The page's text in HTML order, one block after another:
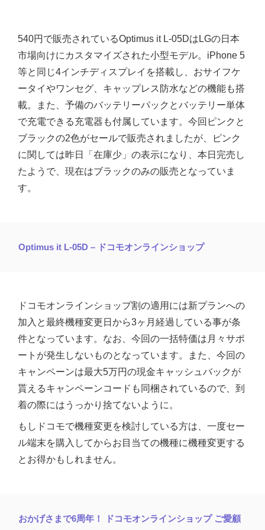
540円で販売されているOptimus it L-05DはLGの日本
市場向けにカスタマイズされた小型モデル。iPhone 5
等と同じ4インチディスプレイを搭載し、おサイフケ
ータイやワンセグ、キャップレス防水などの機能も搭
載。また、予備のバッテリーパックとバッテリー単体
で充電できる充電器も付属しています。今回ピンクと
ブラックの2色がセールで販売されましたが、ピンク
に関しては昨日「在庫少」の表示になり、本日完売し
たようで、現在はブラックのみの販売となっていま
す。
Optimus it L-05D – ドコモオンラインショップ
ドコモオンラインショップ割の適用には新プランへの
加入と最終機種変更日から3ヶ月経過している事が条
件となっています。なお、今回の一括特価は月々サポ
ートが発生しないものとなっています。また、今回の
キャンペーンは最大5万円の現金キャッシュバックが
貰えるキャンペーンコードも同梱されているので、到
着の際にはうっかり捨てないように。
もしドコモで機種変更を検討している方は、一度セー
ル端末を購入してからお目当ての機種に機種変更する
とお得かもしれません。
おかげさまで6周年！ ドコモオンラインショップ ご愛顧